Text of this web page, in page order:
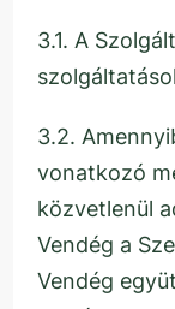
3.1. A
3.2.
vonatkozó
közvetlenül
Vendég a
Vendég